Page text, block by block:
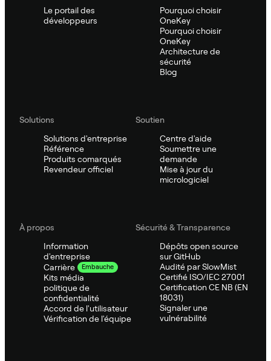
Le portail des
développeurs
Pourquoi choisir
OneKey
Pourquoi choisir
OneKey
Architecture de
sécurité
Blog
Solutions
Solutions d'entreprise
Référence
Produits comarqués
Revendeur officiel
Soutien
Centre d'aide
Soumettre une
demande
Mise à jour du
micrologiciel
À propos
Information
d'entreprise
Carrière
Embauche
Kits média
politique de
confidentialité
Accord de l'utilisateur
Vérification de l'équipe
Sécurité & Transparence
Dépôts open source
sur GitHub
Audité par SlowMist
Certifié ISO/IEC 27001
Certification CE NB (EN
18031)
Signaler une
vulnérabilité